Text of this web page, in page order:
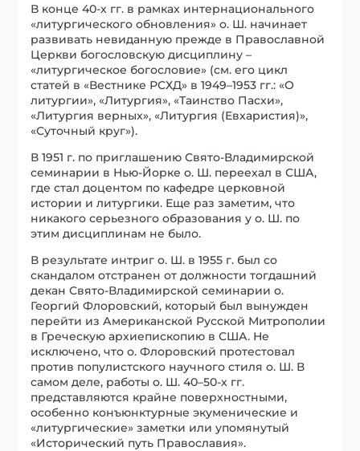
В конце 40-х гг. в рамках интернационального
«литургического обновления» о. Ш. начинает
развивать невиданную прежде в Православной
Церкви богословскую дисциплину –
«литургическое богословие» (см. его цикл
статей в «Вестнике РСХД» в 1949–1953 гг.: «О
литургии», «Литургия», «Таинство Пасхи»,
«Литургия верных», «Литургия (Евхаристия)»,
«Суточный круг»).
В 1951 г. по приглашению Свято-Владимирской
семинарии в Нью-Йорке о. Ш. переехал в США,
где стал доцентом по кафедре церковной
истории и литургики. Еще раз заметим, что
никакого серьезного образования у о. Ш. по
этим дисциплинам не было.
В результате интриг о. Ш. в 1955 г. был со
скандалом отстранен от должности тогдашний
декан Свято-Владимирской семинарии о.
Георгий Флоровский, который был вынужден
перейти из Американской Русской Митрополии
в Греческую архиепископию в США. Не
исключено, что о. Флоровский протестовал
против популистского научного стиля о. Ш. В
самом деле, работы о. Ш. 40–50-х гг.
представляются крайне поверхностными,
особенно конъюнктурные экуменические и
«литургические» заметки или упомянутый
«Исторический путь Православия».